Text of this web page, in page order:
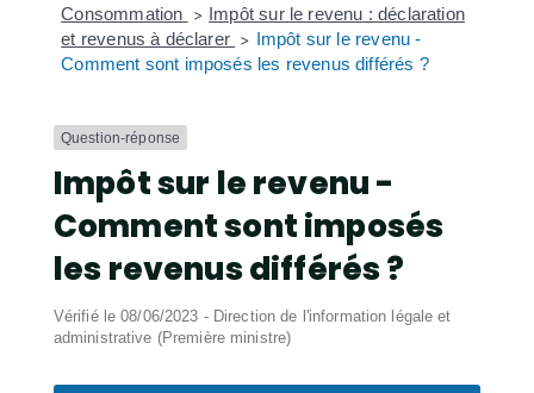
Consommation
> Impôt sur le revenu : déclaration
et revenus à déclarer > Impôt sur le revenu -
Comment sont imposés les revenus différés ?
Question-réponse
Impôt sur le revenu -
Comment sont imposés
les revenus différés ?
Vérifié le 08/06/2023 - Direction de l'information légale et
administrative (Première ministre)